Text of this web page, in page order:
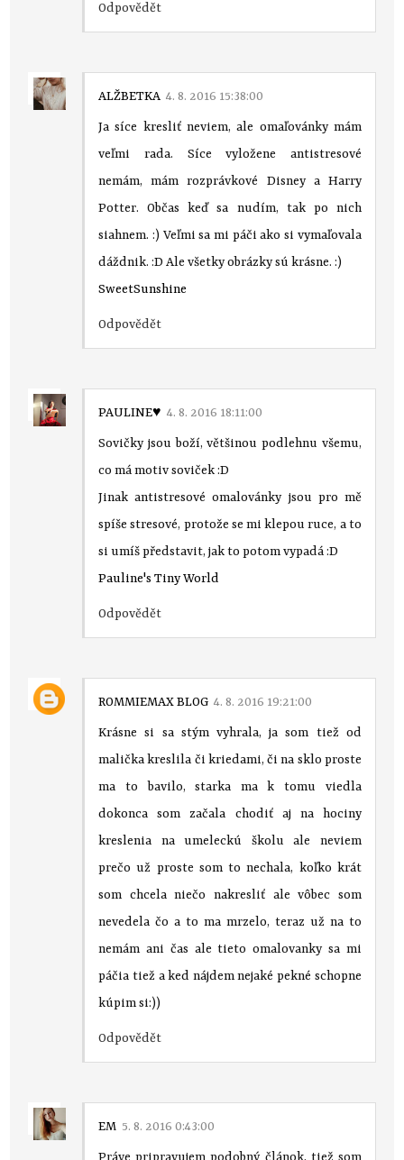
Odpovědět
ALŽBETKA 4. 8. 2016 15:38:00
Ja síce kresliť neviem, ale omaľovánky mám
veľmi rada. Síce vyložene antistresové
nemám, mám rozprávkové Disney a Harry
Potter. Občas keď sa nudím, tak po nich
siahnem. :) Veľmi sa mi páči ako si vymaľovala
dáždnik. :D Ale všetky obrázky sú krásne. :)
SweetSunshine
Odpovědět
PAULINE♥ 4. 8. 2016 18:11:00
Sovičky jsou boží, většinou podlehnu všemu,
co má motiv soviček :D
Jinak antistresové omalovánky jsou pro mě
spíše stresové, protože se mi klepou ruce, a to
si umíš představit, jak to potom vypadá :D
Pauline's Tiny World
Odpovědět
ROMMIEMAX BLOG 4. 8. 2016 19:21:00
Krásne si sa stým vyhrala, ja som tiež od
malička kreslila či kriedami, či na sklo proste
ma to bavilo, starka ma k tomu viedla
dokonca som začala chodiť aj na hociny
kreslenia na umeleckú školu ale neviem
prečo už proste som to nechala, koľko krát
som chcela niečo nakresliť ale vôbec som
nevedela čo a to ma mrzelo, teraz už na to
nemám ani čas ale tieto omalovanky sa mi
páčia tiež a ked nájdem nejaké pekné schopne
kúpim si:))
Odpovědět
EM 5. 8. 2016 0:43:00